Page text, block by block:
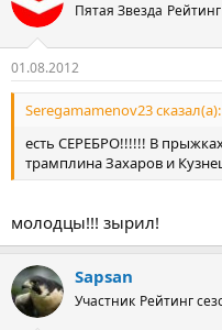
Пятая Звезда
01.08.2012
Seregamamenov23 сказал(а):
есть СЕРЕБРО!!!!!! В
трамплина Захаров и
молодцы!!! зырил!
Sapsan
Участник Рейтинг